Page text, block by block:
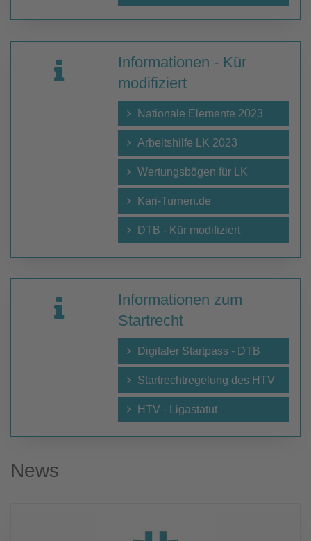
Informationen - Kür
modifiziert
Nationale Elemente 2023
Arbeitshilfe LK 2023
Wertungsbögen für LK
Kari-Turnen.de
DTB - Kür modifiziert
Informationen zum
Startrecht
Digitaler Startpass - DTB
Startrechtregelung des HTV
HTV - Ligastatut
News